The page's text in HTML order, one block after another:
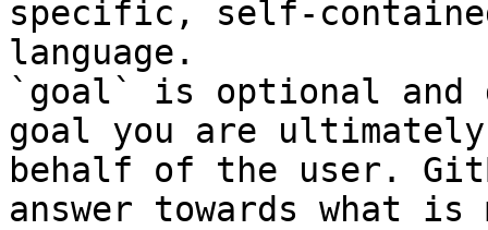
specific, self-
language.
`goal` is optional and
goal you are
behalf of the user.
answer towards what